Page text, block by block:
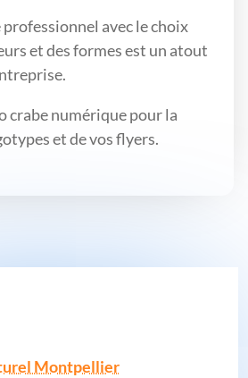
professionnel avec le choix
et des formes est un atout
crabe numérique pour la
et de vos flyers.
Montpellier